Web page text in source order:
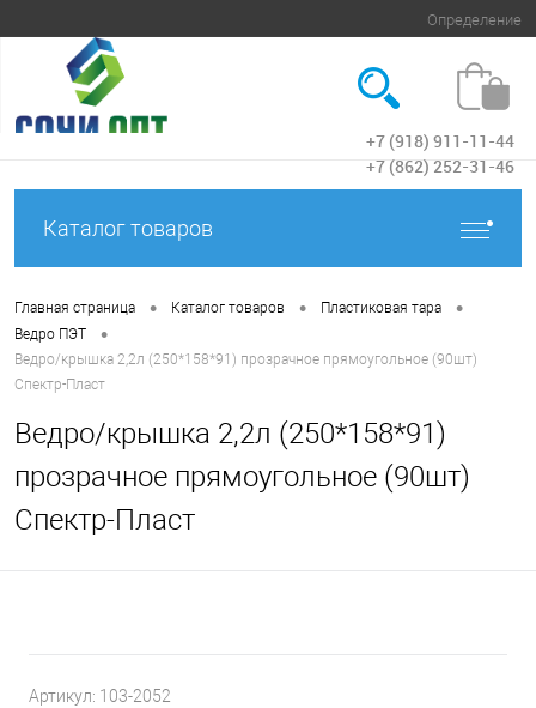
Определение
+7 (918) 911-11-44
+7 (862) 252-31-46
Каталог товаров
Главная страница • Каталог товаров • Пластиковая тара •
Ведро ПЭТ •
Ведро/крышка 2,2л (250*158*91) прозрачное прямоугольное (90шт)
Спектр-Пласт
Ведро/крышка 2,2л (250*158*91)
прозрачное прямоугольное (90шт)
Спектр-Пласт
Артикул: 103-2052